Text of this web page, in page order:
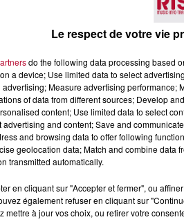
6
Le respect de votre vie
do the following data processing based
a device; Use limited data to select
Measure advertising performance;
of data from different sources; Develop
content; Use limited data to select
advertising and content; Save and
and browsing data to offer following
geolocation data; Match and combine data
transmitted automatically.
en cliquant sur "Accepter et fermer", ou
également refuser en cliquant sur
mettre à jour vos choix, ou retirer votre